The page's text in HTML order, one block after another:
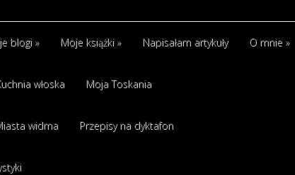
blogi » Moje książki » Napisałam artykuły O mnie »
włoska Moja Toskania
widma Przepisy na dyktafon